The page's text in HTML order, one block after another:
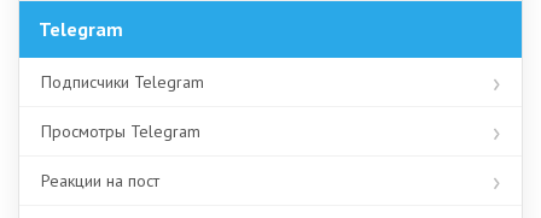
Telegram
Подписчики Telegram
Просмотры Telegram
Реакции на пост